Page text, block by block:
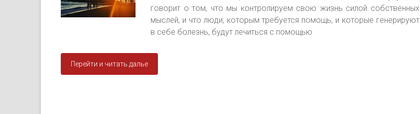
говорит о том, что мы контролируем свою жизнь силой собственных
мыслей, и что люди, которым требуется помощь, и которые генерируют
в себе болезнь, будут лечиться с помощью
Перейти и читать далье